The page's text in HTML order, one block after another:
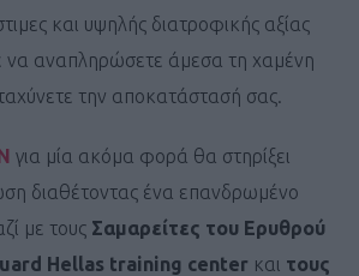
και υψηλής διατροφικής αξίας
να αναπληρώσετε άμεσα τη χαμένη
την αποκατάστασή σας.
για μία ακόμα φορά θα στηρίξει
διαθέτοντας ένα επανδρωμένο
με τους Σαμαρείτες του Ερυθρού
Hellas training center και τους